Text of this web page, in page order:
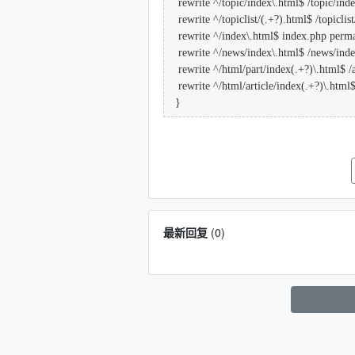
rewrite ^/topic/index\.html$ /topic/
rewrite ^/topiclist/(.+?).html$ /
rewrite ^/index\.html$ index.php
rewrite ^/news/index\.html$ /news/
rewrite ^/html/part/index(.+?)\.html$ /
rewrite ^/html/article/
}
最新回复(0)